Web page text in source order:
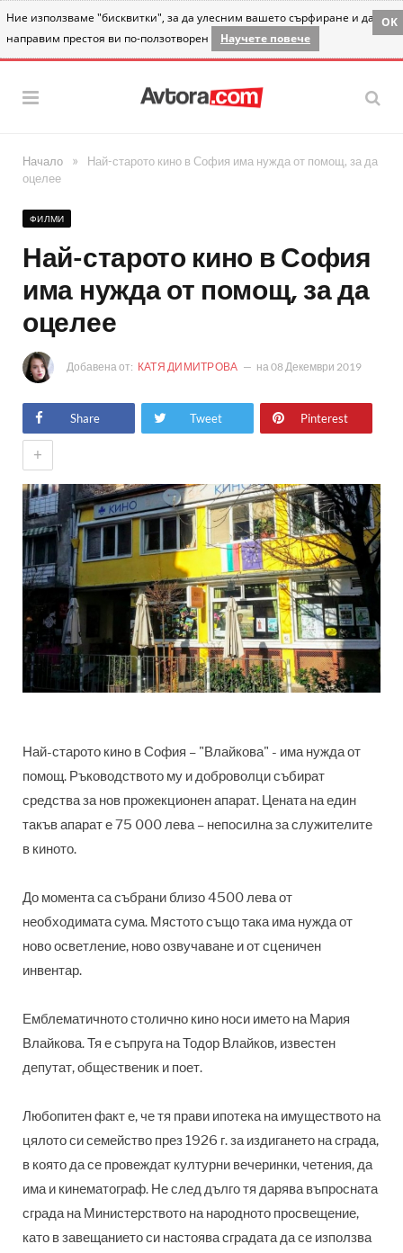
Ние използваме "бисквитки", за да улесним вашето сърфиране и да
направим престоя ви по-ползотворен
Научете повече
OK
Начало »
Най-старото кино в София има нужда от помощ, за да
оцелее
ФИЛМИ
Най-старото кино в София
има нужда от помощ, за да
оцелее
Добавена от: КАТЯ ДИМИТРОВА на 08 Декември 2019
Share Tweet Pinterest
+
Най-старото кино в София – "Влайкова" - има нужда от
помощ. Ръководството му и доброволци събират
средства за нов прожекционен апарат. Цената на един
такъв апарат е 75 000 лева – непосилна за служителите
в киното.
До момента са събрани близо 4500 лева от
необходимата сума. Мястото също така има нужда от
ново осветление, ново озвучаване и от сценичен
инвентар.
Емблематичното столично кино носи името на Мария
Влайкова. Тя е съпруга на Тодор Влайков, известен
депутат, общественик и поет.
Любопитен факт е, че тя прави ипотека на имуществото на
цялото си семейство през 1926 г. за издигането на сграда,
в която да се провеждат културни вечеринки, четения, да
има и кинематограф. Не след дълго тя дарява въпросната
сграда на Министерството на народното просвещение,
като в завещанието си настоява сградата да се използва